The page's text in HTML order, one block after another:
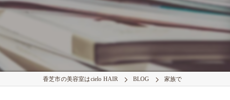
PRIVATE BLOG
香芝市の美容室はcielo HAIR BLOG 家族で